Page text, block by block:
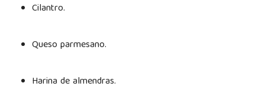
Cilantro.
Queso parmesano.
Harina de almendras.